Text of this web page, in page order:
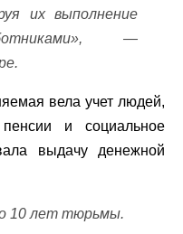
их выполнение
—
вела учет людей,
и социальное
выдачу денежной
10 лет тюрьмы.